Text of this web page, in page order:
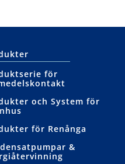
för
och System för
för Renånga
&